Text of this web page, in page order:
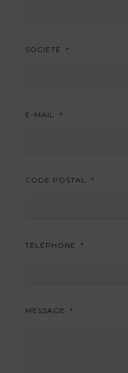
SOCIÉTÉ *
E-MAIL *
CODE POSTAL *
TÉLÉPHONE *
MESSAGE *